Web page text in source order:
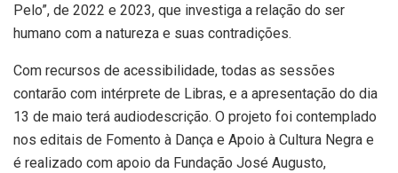
Pelo”, de 2022 e 2023, que investiga a relação do ser
humano com a natureza e suas contradições.
Com recursos de acessibilidade, todas as sessões
contarão com intérprete de Libras, e a apresentação do dia
13 de maio terá audiodescrição. O projeto foi contemplado
nos editais de Fomento à Dança e Apoio à Cultura Negra e
é realizado com apoio da Fundação José Augusto,